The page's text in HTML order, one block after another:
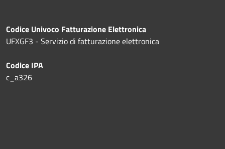
Codice Univoco Fatturazione Elettronica
UFXGF3 - Servizio di fatturazione elettronica
Codice IPA
c_a326